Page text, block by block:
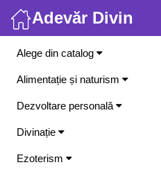
Adevăr Divin
Meniu
Alege din catalog
Alimentație și naturism
Dezvoltare personală
Divinație
Ezoterism